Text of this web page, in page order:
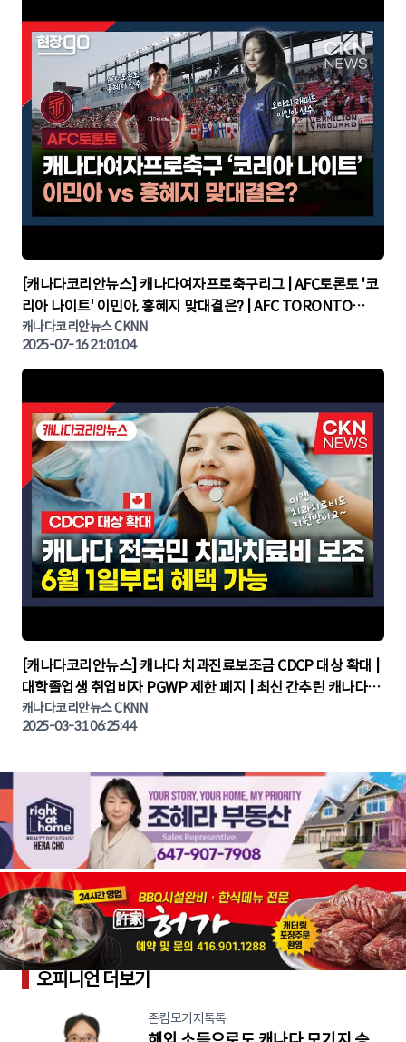
▶
[캐나다코리안뉴스] 캐나다여자프로축구리그 | AFC토론토 '코
리아 나이트' 이민아, 홍혜지 맞대결은? | AFC TORONTO
KOREA NIGHT | 캐나다뉴스 | 토론토뉴스
캐나다코리안뉴스 CKNN
2025-07-16 21:01:04
▶
[캐나다코리안뉴스] 캐나다 치과진료보조금 CDCP 대상 확대 |
대학졸업생 취업비자 PGWP 제한 폐지 | 최신 간추린 캐나다뉴
스 | CKNNEWS | 캐나다뉴스 | 토론토뉴스
캐나다코리안뉴스 CKNN
2025-03-31 06:25:44
오피니언 더보기
존킴모기지톡톡